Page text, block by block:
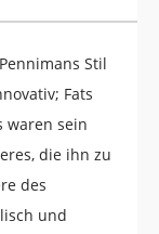
Stil
Fats
waren sein
die ihn zu
des
und